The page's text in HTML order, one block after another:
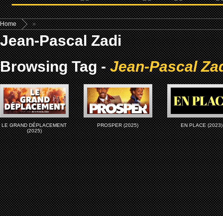
Home »
Jean-Pascal Zadi
Browsing Tag -Jean-Pascal
LE GRAND DÉPLACEMENT
(2025)
PROSPER (2025) EN PLACE (2023)